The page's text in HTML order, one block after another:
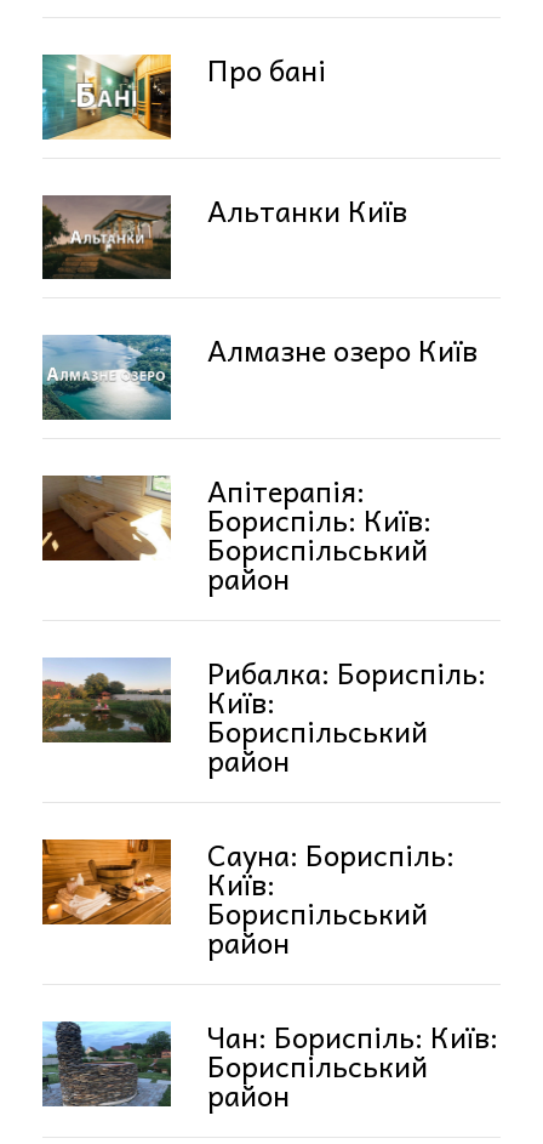
Про бані
Альтанки Київ
Алмазне озеро Київ
Апітерапія:
Бориспіль: Київ:
Бориспільський
район
Рибалка: Бориспіль:
Київ:
Бориспільський
район
Сауна: Бориспіль:
Київ:
Бориспільський
район
Чан: Бориспіль: Київ:
Бориспільський
район